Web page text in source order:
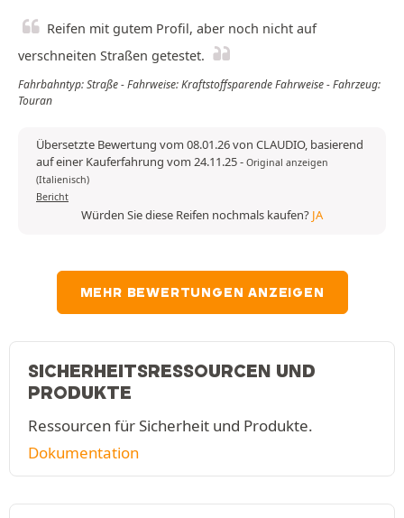
Reifen mit gutem Profil, aber noch nicht auf
verschneiten Straßen getestet.
Fahrbahntyp: Straße - Fahrweise: Kraftstoffsparende Fahrweise - Fahrzeug:
Touran
Übersetzte Bewertung vom 08.01.26 von CLAUDIO, basierend
auf einer Kauferfahrung vom 24.11.25- Original anzeigen
(Italienisch)
Bericht
Würden Sie diese Reifen nochmals kaufen? JA
MEHR BEWERTUNGEN ANZEIGEN
SICHERHEITSRESSOURCEN UND
PRODUKTE
Ressourcen für Sicherheit und Produkte.
Dokumentation